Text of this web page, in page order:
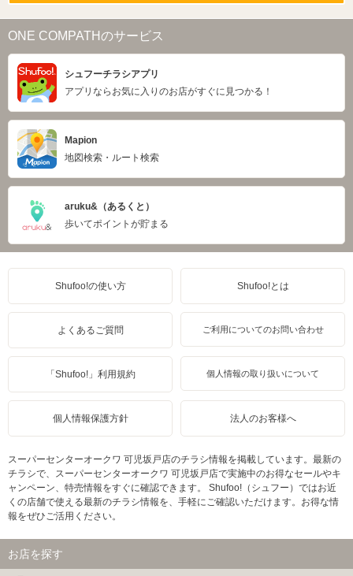
ONE COMPATHのサービス
シュフーチラシアプリ
アプリならお気に入りのお店がすぐに見つかる！
Mapion
地図検索・ルート検索
aruku&（あるくと）
歩いてポイントが貯まる
Shufoo!の使い方 Shufoo!とは
よくあるご質問 ご利用についてのお問い合わせ
「Shufoo!」利用規約 個人情報の取り扱いについて
個人情報保護方針 法人のお客様へ
スーパーセンターオークワ 可児坂戸店のチラシ情報を掲載しています。最新の
チラシで、スーパーセンターオークワ 可児坂戸店で実施中のお得なセールやキ
ャンペーン、特売情報をすぐに確認できます。 Shufoo!（シュフー）ではお近
くの店舗で使える最新のチラシ情報を、手軽にご確認いただけます。お得な情
報をぜひご活用ください。
お店を探す